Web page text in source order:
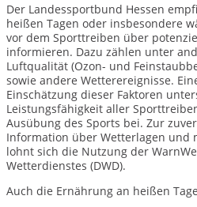
Der Landessportbund Hessen
heißen Tagen oder insbesondere
vor dem Sporttreiben über
informieren. Dazu zählen unter
Luftqualität (Ozon- und
sowie andere Wetterereignisse.
Einschätzung dieser Faktoren
Leistungsfähigkeit aller
Ausübung des Sports bei. Zur
Information über Wetterlagen und
lohnt sich die Nutzung der
Wetterdienstes (DWD).
Auch die Ernährung an heißen